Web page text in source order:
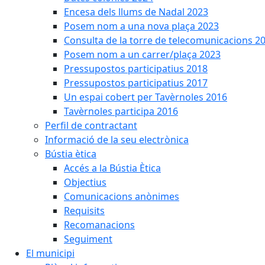
Encesa dels llums de Nadal 2023
Posem nom a una nova plaça 2023
Consulta de la torre de telecomunicacions
Posem nom a un carrer/plaça 2023
Pressupostos participatius 2018
Pressupostos participatius 2017
Un espai cobert per Tavèrnoles 2016
Tavèrnoles participa 2016
Perfil de contractant
Informació de la seu electrònica
Bústia ètica
Accés a la Bústia Ètica
Objectius
Comunicacions anònimes
Requisits
Recomanacions
Seguiment
El municipi